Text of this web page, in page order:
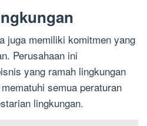
juga memiliki komitmen yang
Perusahaan ini
yang ramah lingkungan
semua peraturan
lingkungan.